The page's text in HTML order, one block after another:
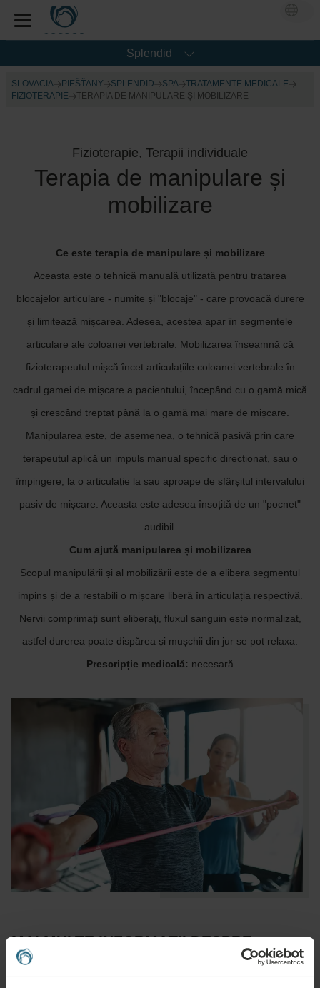
Splendid
SLOVACIA PIEŠŤANY SPLENDID SPA
TRATAMENTE MEDICALE
FIZIOTERAPIE
TERAPIA DE MANIPULARE ȘI MOBILIZARE
Fizioterapie, Terapii individuale
Terapia de manipulare și
mobilizare
Ce este terapia de manipulare și mobilizare
Aceasta este o tehnică manuală utilizată pentru tratarea
blocajelor articulare - numite și "blocaje" - care provoacă durere
și limitează mișcarea. Adesea, acestea apar în segmentele
articulare ale coloanei vertebrale. Mobilizarea înseamnă că
fizioterapeutul mișcă încet articulațiile coloanei vertebrale în
cadrul gamei de mișcare a pacientului, începând cu o gamă mică
și crescând treptat până la o gamă mai mare de mișcare.
Manipularea este, de asemenea, o tehnică pasivă prin care
terapeutul aplică un impuls manual specific direcționat, sau o
împingere, la o articulație la sau aproape de sfârșitul intervalului
pasiv de mișcare. Aceasta este adesea însoțită de un "pocnet"
audibil.
Cum ajută manipularea și mobilizarea
Scopul manipulării și al mobilizării este de a elibera segmentul
impins și de a restabili o mișcare liberă în articulația respectivă.
Nervii comprimați sunt eliberați, fluxul sanguin este normalizat,
astfel durerea poate dispărea și mușchii din jur se pot relaxa.
Prescripție medicală: necesară
MAI MULTE INFORMAȚII DESPRE
TRATAMENT, INCLUSIV INDICAȚII ȘI